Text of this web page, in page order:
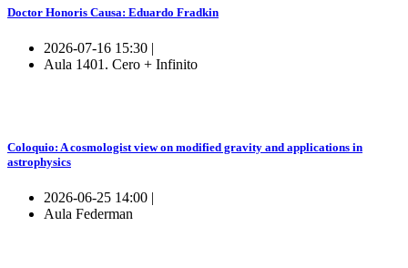
Doctor Honoris Causa: Eduardo Fradkin
2026-07-16 15:30 |
Aula 1401. Cero + Infinito
Coloquio: A cosmologist view on modified gravity and applications in
astrophysics
2026-06-25 14:00 |
Aula Federman